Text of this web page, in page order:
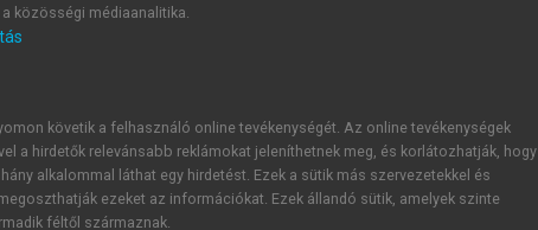
ennek a nyelvcsaládnak a nyelveit és történetét ismerem
különböző időben és nyelvi környezetben mentek végbe. A
és a mordvin a távoli ősmagyar ill. ősmordvin időben, a
után. Ez utóbbi toldalék a 20. századra már ki is kopott a
lehetséges, hogy agglutináló nyelvekről van szó, melyek
igei affixum” változás azonban ritka kivételnek számít a
az uráli nyelvcsalád egyik legszintetikusabb nyelve –
a közösségi médiaanalitika.
követik a felhasználó online tevékenységét. Az online tevékenységek
a hirdetők relevánsabb reklámokat jeleníthetnek meg, és korlátozhatják, hogy
alkalommal láthat egy hirdetést. Ezek a sütik más szervezetekkel és
ezeket az információkat. Ezek állandó sütik, amelyek szinte
féltől származnak.